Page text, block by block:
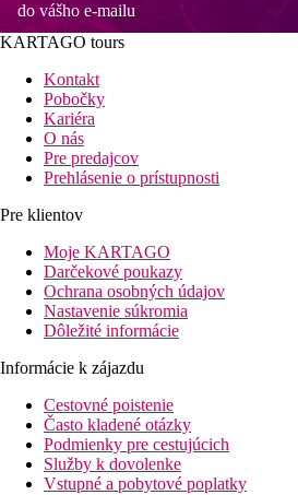
do vášho e-mailu
KARTAGO tours
Kontakt
Pobočky
Kariéra
O nás
Pre predajcov
Prehlásenie o prístupnosti
Pre klientov
Moje KARTAGO
Darčekové poukazy
Ochrana osobných údajov
Nastavenie súkromia
Dôležité informácie
Informácie k zájazdu
Cestovné poistenie
Často kladené otázky
Podmienky pre cestujúcich
Služby k dovolenke
Vstupné a pobytové poplatky